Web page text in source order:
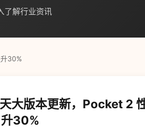
了解行业资讯
30%
大版本更新，Pocket 2
升30%